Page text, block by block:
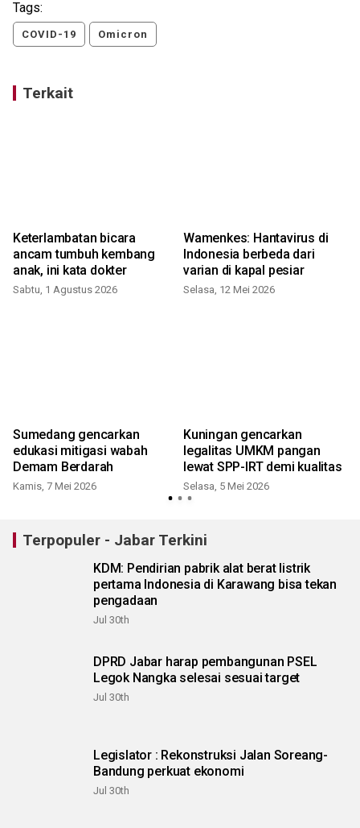
Tags:
COVID-19 Omicron
Terkait
Keterlambatan bicara
ancam tumbuh kembang
anak, ini kata dokter
Sabtu, 1 Agustus 2026
Wamenkes: Hantavirus di
Indonesia berbeda dari
varian di kapal pesiar
Selasa, 12 Mei 2026
Sumedang gencarkan
edukasi mitigasi wabah
Demam Berdarah
Kamis, 7 Mei 2026
Kuningan gencarkan
legalitas UMKM pangan
lewat SPP-IRT demi kualitas
Selasa, 5 Mei 2026
Terpopuler - Jabar Terkini
KDM: Pendirian pabrik alat berat listrik
pertama Indonesia di Karawang bisa tekan
pengadaan
Jul 30th
DPRD Jabar harap pembangunan PSEL
Legok Nangka selesai sesuai target
Jul 30th
Legislator : Rekonstruksi Jalan Soreang-
Bandung perkuat ekonomi
Jul 30th